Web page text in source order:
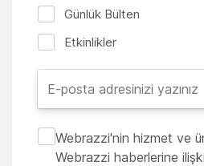
Günlük Bülten
Etkinlikler
Webrazzi'nin hizmet ve
Webrazzi haberlerine